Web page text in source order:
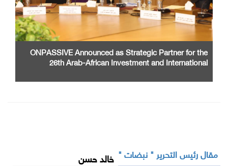
ONPASSIVE Announced as Strategic Partner for the
26th Arab-African Investment and International
مقال رئيس التحرير " نبضات " خالد حسن